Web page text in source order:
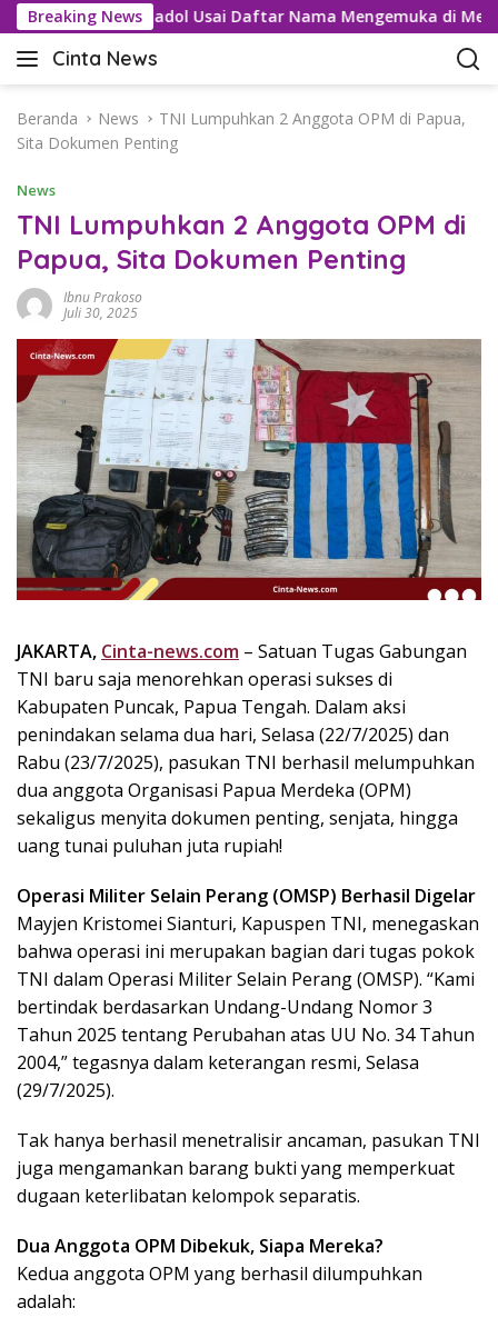
a
Breaking News
Tramadol Usai Daftar Nama Mengemuka di Medsos
Cinta News
C
n
t
N
e
w
s
K
a
b
r
e
r
k
i
n
i
,
e
n
u
h
s
p
i
a
s
i
Beranda News
TNI Lumpuhkan 2 Anggota OPM di Papua,
Sita Dokumen Penting
News
TNI Lumpuhkan 2 Anggota OPM di
Papua, Sita Dokumen Penting
Ibnu Prakoso
Juli 30, 2025
JAKARTA, Cinta-news.com – Satuan Tugas Gabungan
TNI baru saja menorehkan operasi sukses di
Kabupaten Puncak, Papua Tengah. Dalam aksi
penindakan selama dua hari, Selasa (22/7/2025) dan
Rabu (23/7/2025), pasukan TNI berhasil melumpuhkan
dua anggota Organisasi Papua Merdeka (OPM)
sekaligus menyita dokumen penting, senjata, hingga
uang tunai puluhan juta rupiah!
Operasi Militer Selain Perang (OMSP) Berhasil Digelar
Mayjen Kristomei Sianturi, Kapuspen TNI, menegaskan
bahwa operasi ini merupakan bagian dari tugas pokok
TNI dalam Operasi Militer Selain Perang (OMSP). “Kami
bertindak berdasarkan Undang-Undang Nomor 3
Tahun 2025 tentang Perubahan atas UU No. 34 Tahun
2004,” tegasnya dalam keterangan resmi, Selasa
(29/7/2025).
Tak hanya berhasil menetralisir ancaman, pasukan TNI
juga mengamankan barang bukti yang memperkuat
dugaan keterlibatan kelompok separatis.
Dua Anggota OPM Dibekuk, Siapa Mereka?
Kedua anggota OPM yang berhasil dilumpuhkan
adalah: